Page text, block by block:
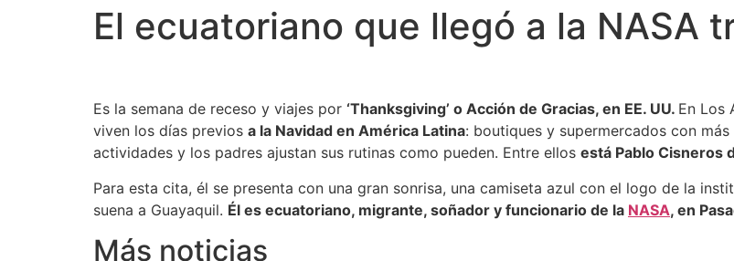
El ecuatoriano que llegó a la NASA
Es la semana de receso y viajes por ‘Thanksgiving’ o Acción de Gracias, en EE. UU. En Los
viven los días previos a la Navidad en América Latina: boutiques y supermercados con
actividades y los padres ajustan sus rutinas como pueden. Entre ellos está Pablo Cisneros
Para esta cita, él se presenta con una gran sonrisa, una camiseta azul con el logo de la
suena a Guayaquil. Él es ecuatoriano, migrante, soñador y funcionario de la NASA, en
Más noticias